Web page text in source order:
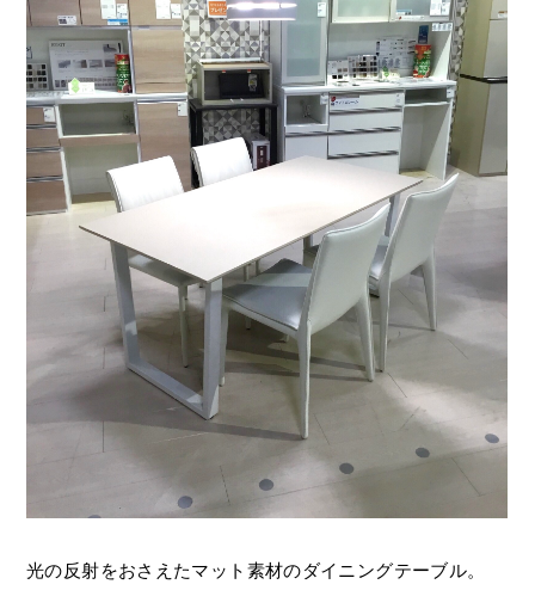
光の反射をおさえたマット素材のダイニングテーブル。